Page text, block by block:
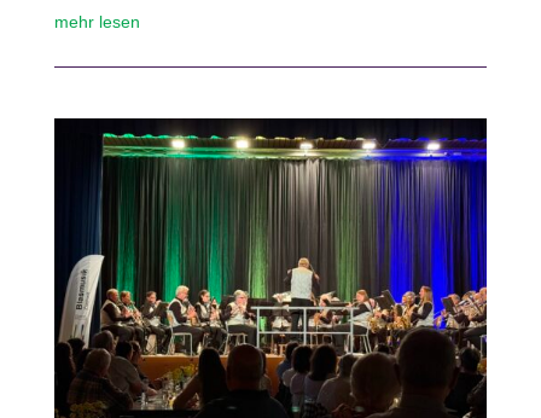
mehr lesen